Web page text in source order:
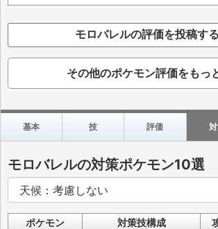
モロバレルの評価を投稿する
その他のポケモン評価をもっ
基本 技 評価
モロバレルの対策ポケモン10選
ポケモン 対策技構成